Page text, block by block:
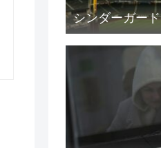
シンダーガード